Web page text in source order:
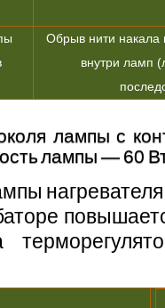
Обрыв нити накала
внутри ламп
лампы с
лампы — 60
нагревателя